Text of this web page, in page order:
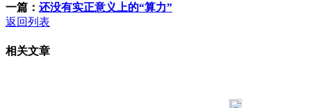
一篇： 还没有实正意义上的“算力”
返回列表
相关文章